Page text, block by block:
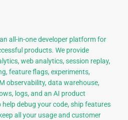
all-in-one developer platform for
products. We provide
web analytics, session replay,
feature flags, experiments,
observability, data warehouse,
logs, and an AI product
debug your code, ship features
all your usage and customer